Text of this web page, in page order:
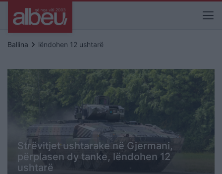
Ballina keyboard_arrow_right lëndohen 12 ushtarë
Strëvitjet ushtarake në Gjermani,
përplasen dy tanke, lëndohen 12
ushtarë